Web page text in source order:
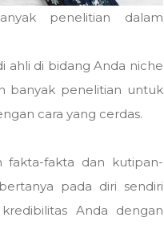
penelitian dalam
ahli di bidang Anda niche
banyak penelitian untuk
cara yang cerdas.
fakta-fakta dan kutipan-
pada diri sendiri
Anda dengan